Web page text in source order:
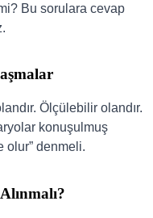
Bu sorulara cevap
Ölçülebilir olandır.
konuşulmuş
olur” denmeli.